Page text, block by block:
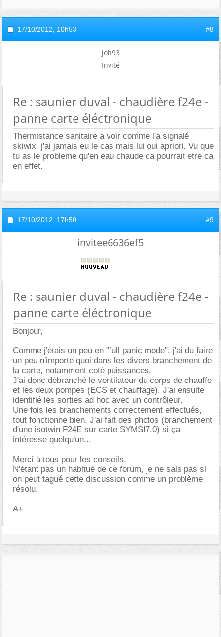
17/10/2012, 10h53 #8
joh93
Invité
Re : saunier duval - chaudière f24e -
panne carte éléctronique
Thermistance sanitaire a voir comme l'a signalé
skiwix, j'ai jamais eu le cas mais lui oui apriori. Vu que
tu as le probleme qu'en eau chaude ca pourrait etre ca
en effet.
17/10/2012, 17h50 #9
invitee6636ef5
Re : saunier duval - chaudière f24e -
panne carte éléctronique
Bonjour,
Comme j'étais un peu en "full panic mode", j'ai du faire
un peu n'importe quoi dans les divers branchement de
la carte, notamment coté puissances.
J'ai donc débranché le ventilateur du corps de chauffe
et les deux pompes (ECS et chauffage). J'ai ensuite
identifié les sorties ad hoc avec un contrôleur.
Une fois les branchements correctement effectués,
tout fonctionne bien. J'ai fait des photos (branchement
d'une isotwin F24E sur carte SYMSI7.0) si ça
intéresse quelqu'un...
Merci à tous pour les conseils.
N'étant pas un habitué de ce forum, je ne sais pas si
on peut tagué cette discussion comme un problème
résolu.
A+